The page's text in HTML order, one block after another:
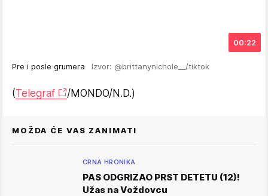
00:22
Pre i posle grumera Izvor: @brittanynichole__/tiktok
(Telegraf /MONDO/N.D.)
MOŽDA ĆE VAS ZANIMATI
CRNA HRONIKA
PAS ODGRIZAO PRST DETETU (12)!
Užas na Voždovcu